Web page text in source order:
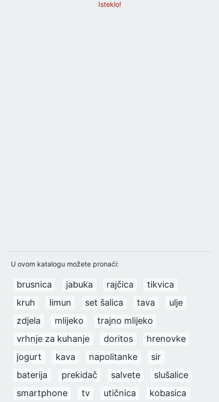
Isteklo!
U ovom katalogu možete pronaći:
brusnica jabuka rajčica
tikvica
kruh
limun set šalica tava
ulje
zdjela
mlijeko
trajno mlijeko
vrhnje za kuhanje
doritos
hrenovke
jogurt
kava napolitanke
sir
baterija
prekidač salvete
slušalice
smartphone
tv utičnica
kobasica